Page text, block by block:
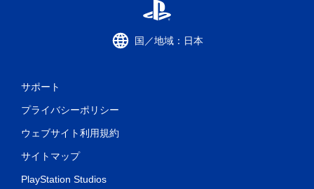
国／地域：日本
サポート
プライバシーポリシー
ウェブサイト利用規約
サイトマップ
PlayStation Studios